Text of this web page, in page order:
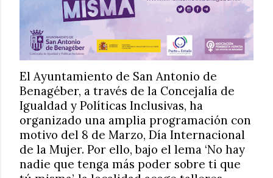
El Ayuntamiento de San Antonio de
Benagéber, a través de la Concejalía de
Igualdad y Políticas Inclusivas, ha
organizado una amplia programación con
motivo del 8 de Marzo, Día Internacional
de la Mujer. Por ello, bajo el lema ‘No hay
nadie que tenga más poder sobre ti que